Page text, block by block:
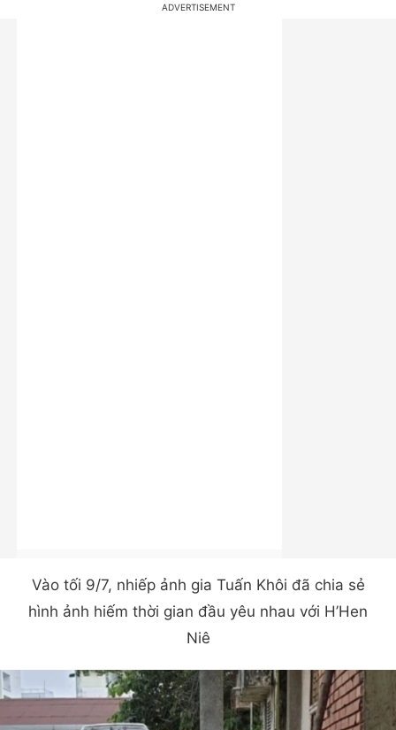
Vào tối 9/7, nhiếp ảnh gia Tuấn Khôi đã chia sẻ
hình ảnh hiếm thời gian đầu yêu nhau với H’Hen
Niê